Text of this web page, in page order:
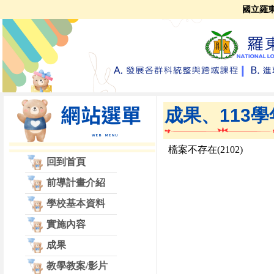
國立羅
回到首頁
前導計畫介紹
學校基本資料
實施內容
成果
教學教案/影片
成果、 113學